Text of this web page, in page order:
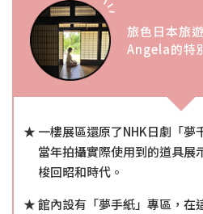
旅色日本旅
Angela的特
一樓展區還原了NHK日劇「夢
當年拍攝實際使用到的道具展
梭回昭和時代。
館內設有「夢手紙」專區，在